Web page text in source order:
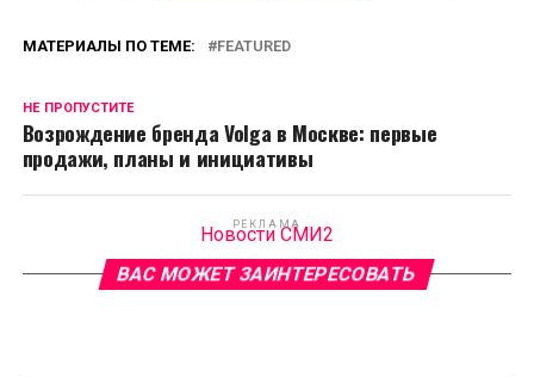
МАТЕРИАЛЫ ПО ТЕМЕ: FEATURED
НЕ ПРОПУСТИТЕ
Возрождение бренда Volga в Москве: первые
продажи, планы и инициативы
РЕКЛАМА
Новости СМИ2
ВАС МОЖЕТ ЗАИНТЕРЕСОВАТЬ